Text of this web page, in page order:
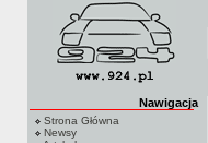
Nawigacja
Strona Główna
Newsy